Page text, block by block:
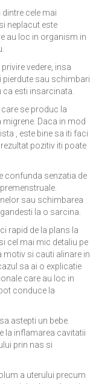
cele mai
neplacut este
au loc in organism in
vedere, insa
pierdute sau schimbari
esti insarcinata.
se produc la
Daca in mod
, este bine sa iti faci
pozitiv iti poate
confunda senzatia de
sau schimbarea
la o sarcina.
rapid de la plans la
cel mai mic detaliu pe
motiv si cauti alinare in
sa ai o explicatie
care au loc in
conduce la
astepti un bebe.
la inflamarea cavitatii
prin nas si
a uterului precum